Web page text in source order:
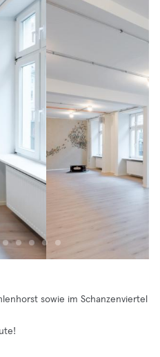
sowie im Schanzenviertel